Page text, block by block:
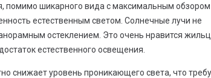
помимо шикарного вида с максимальным
естественным светом. Солнечные лучи не
остеклением. Это очень нравится
естественного освещения.
снижает уровень проникающего света, что